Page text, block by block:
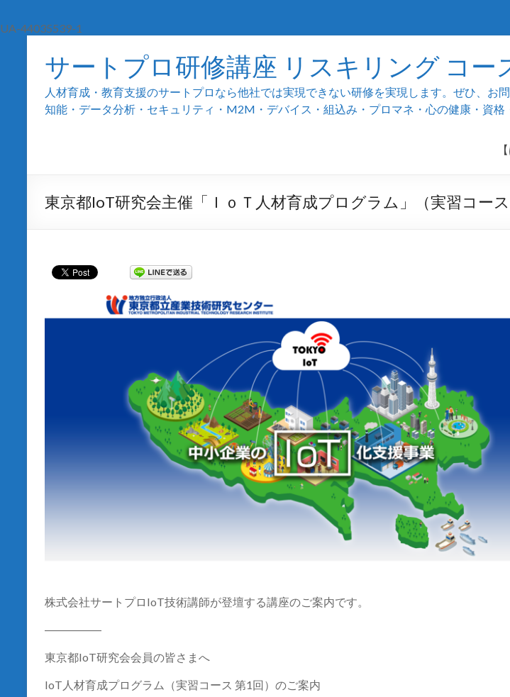
UA-44035539-1
サートプロ研修講座 リスキリング コー
人材育成・教育支援のサートプロなら他社では実現できない研修を実現します。ぜひ、
知能・データ分析・セキュリティ・M2M・デバイス・組込み・プロマネ・心の健康・資
東京都IoT研究会主催「ＩｏＴ人材育成プログラム」（実習コー
株式会社サートプロIoT技術講師が登壇する講座のご案内です。
―――――
東京都IoT研究会会員の皆さまへ
IoT人材育成プログラム（実習コース 第1回）のご案内